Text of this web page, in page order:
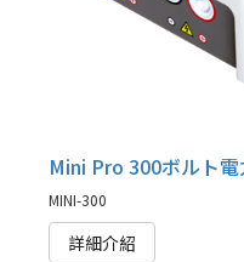
Mini Pro 300ボルト
MINI-300
詳細介紹